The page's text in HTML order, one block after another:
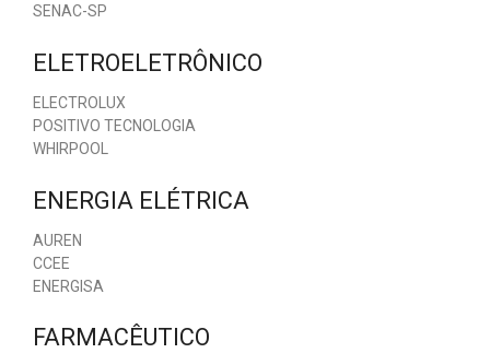
SENAC-SP
ELETROELETRÔNICO
ELECTROLUX
POSITIVO TECNOLOGIA
WHIRPOOL
ENERGIA ELÉTRICA
AUREN
CCEE
ENERGISA
FARMACÊUTICO